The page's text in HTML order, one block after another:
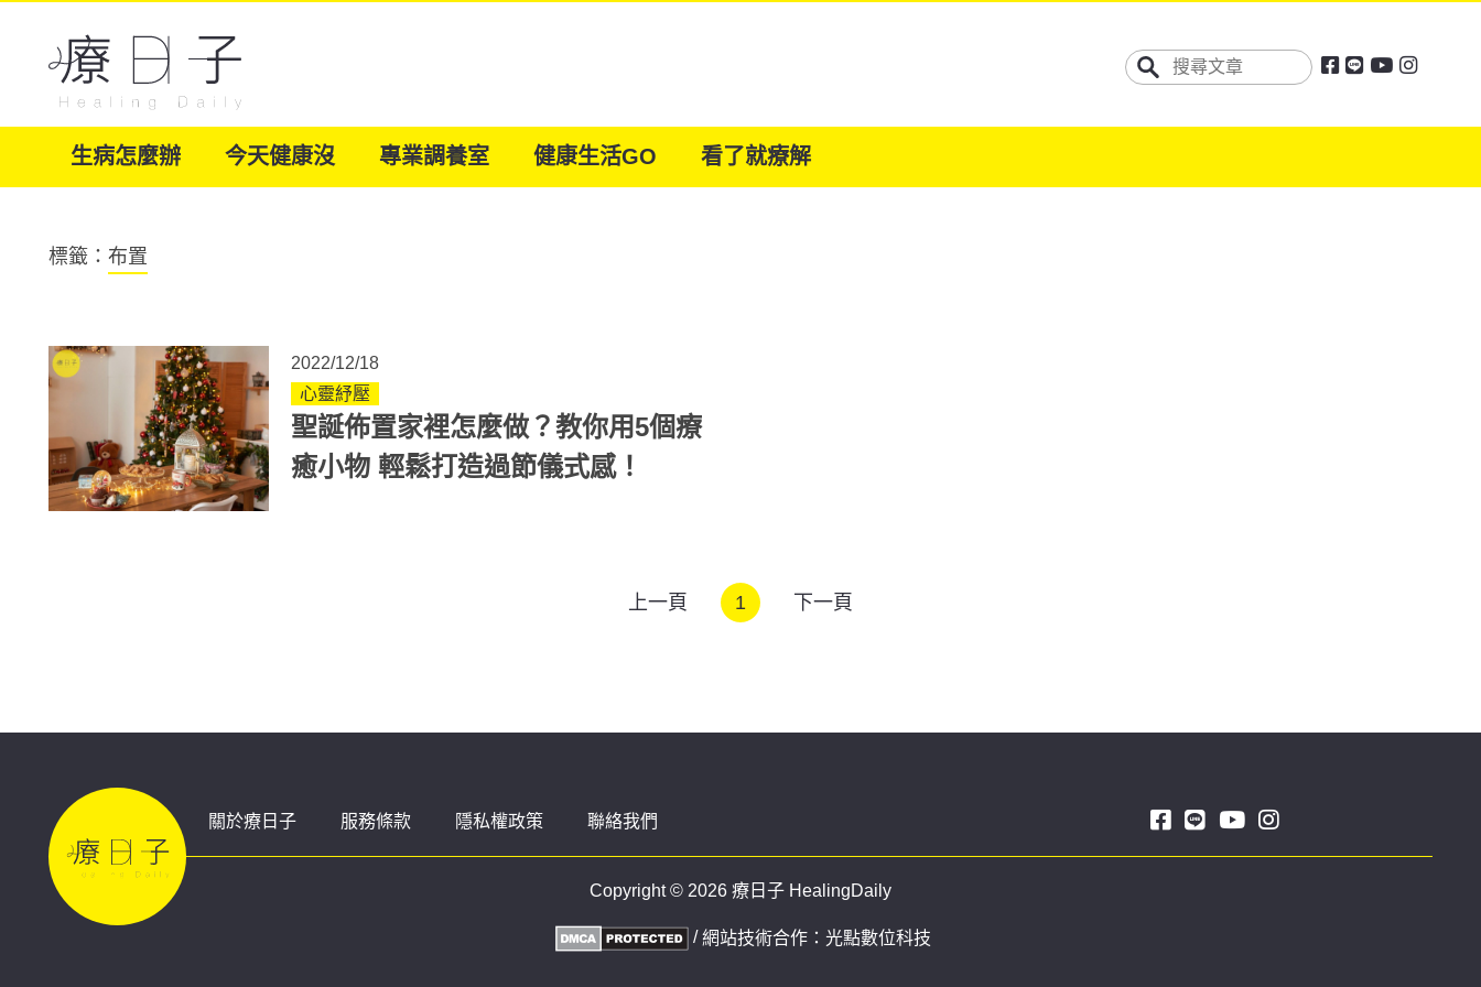
生病怎麼辦 今天健康沒 專業調養室 健康生活GO 看了就療解
標籤： 布置
2022/12/18
心靈紓壓
聖誕佈置家裡怎麼做？教你用5個療
癒小物 輕鬆打造過節儀式感！
上一頁 1 下一頁
關於療日子 服務條款 隱私權政策 聯絡我們
Copyright © 2026 療日子 HealingDaily
/網站技術合作： 光點數位科技